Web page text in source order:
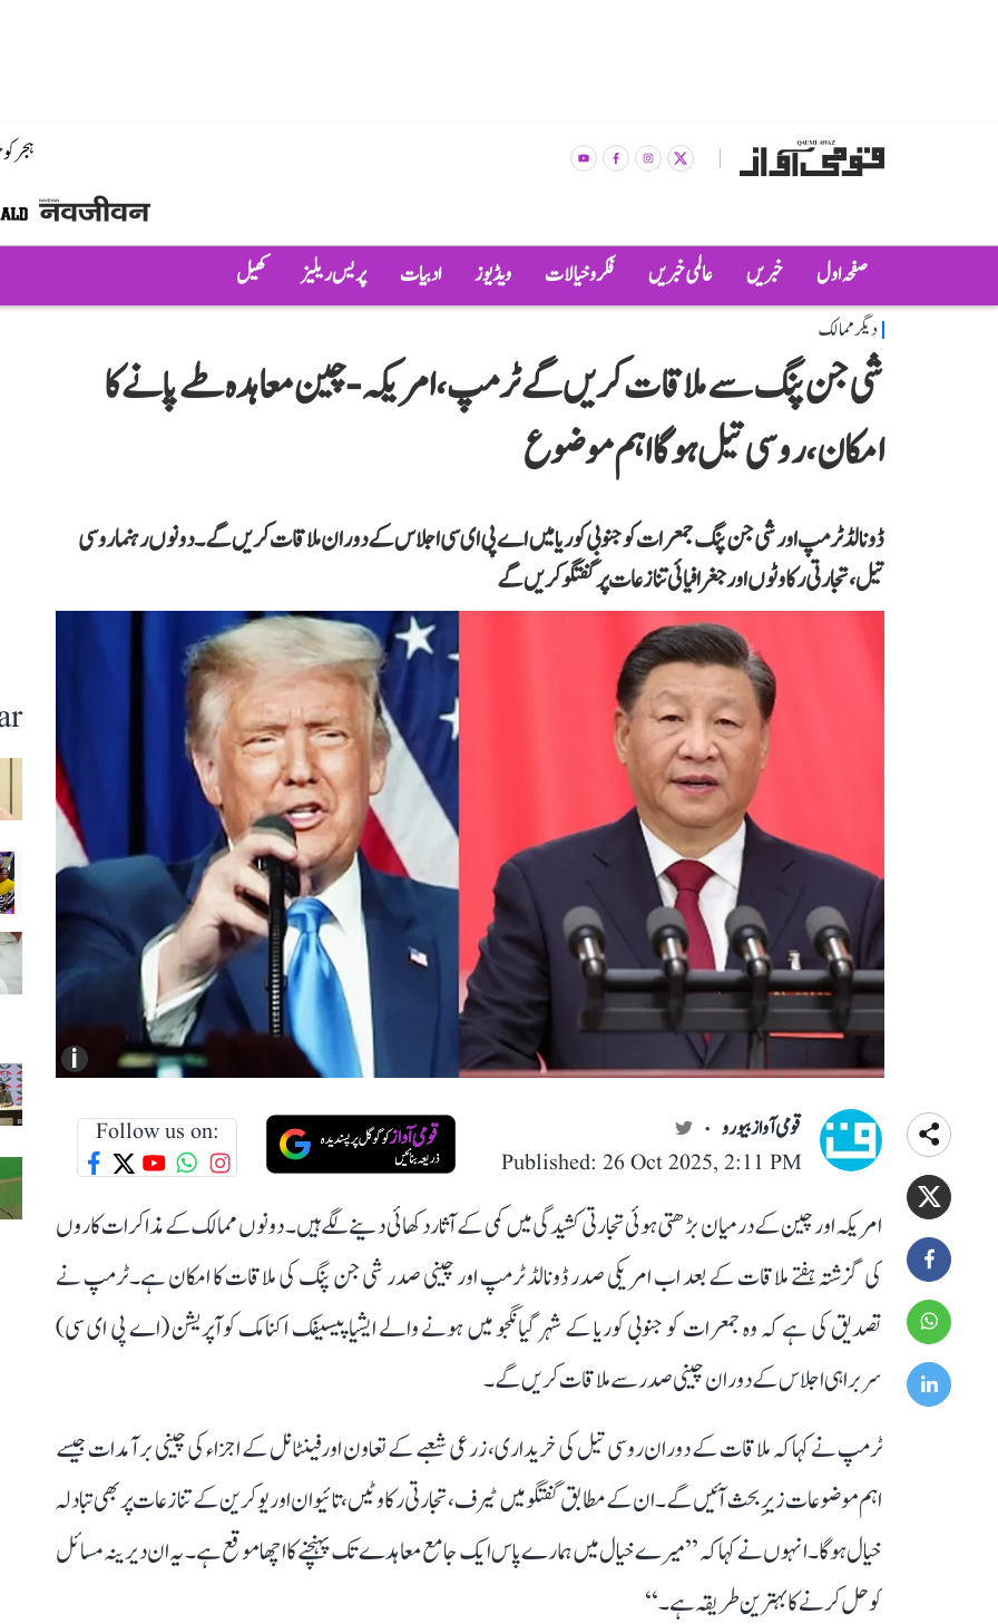
ہجر
صفحہ اول خبریں عالمی خبریں فکر و خیالات ویڈیوز ادبیات پریس ریلیز کھیل
دیگر ممالک
شی جن پنگ سے ملاقات کریں گے ٹرمپ، امریکہ-چین معاہدہ طے پانے کا
امکان، روسی تیل ہوگا اہم موضوع
ڈونالڈ ٹرمپ اور شی جن پنگ جمعرات کو جنوبی کوریا میں اے پی ای سی اجلاس کے دوران ملاقات کریں گے۔ دونوں رہنما روسی
تیل، تجارتی رکاوٹوں اور جغرافیائی تنازعات پر گفتگو کریں گے
i
قومی آواز بیورو
Published: 26 Oct 2025, 2:11 PM
Follow us on:
امریکہ اور چین کے درمیان بڑھتی ہوئی تجارتی کشیدگی میں کمی کے آثار دکھائی دینے لگے ہیں۔ دونوں ممالک کے مذاکرات کاروں
کی گزشتہ ہفتے ملاقات کے بعد اب امریکی صدر ڈونالڈ ٹرمپ اور چینی صدر شی جن پنگ کی ملاقات کا امکان ہے۔ ٹرمپ نے
تصدیق کی ہے کہ وہ جمعرات کو جنوبی کوریا کے شہر گیانگجو میں ہونے والے ایشیا پیسیفک اکنامک کوآپریشن (اے پی ای سی)
سربراہی اجلاس کے دوران چینی صدر سے ملاقات کریں گے۔
ٹرمپ نے کہا کہ ملاقات کے دوران روسی تیل کی خریداری، زرعی شعبے کے تعاون اور فینٹانل کے اجزاء کی چینی برآمدات جیسے
اہم موضوعات زیرِ بحث آئیں گے۔ ان کے مطابق گفتگو میں ٹیرف، تجارتی رکاوٹیں، تائیوان اور یوکرین کے تنازعات پر بھی تبادلہ
خیال ہوگا۔ انہوں نے کہا کہ ’’میرے خیال میں ہمارے پاس ایک جامع معاہدے تک پہنچنے کا اچھا موقع ہے۔ یہ ان دیرینہ مسائل
کو حل کرنے کا بہترین طریقہ ہے۔‘‘